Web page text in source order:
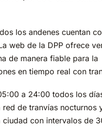
los andenes cuentan
web de la DPP ofrece
de manera fiable para la
en tiempo real con
a 24:00 todos los
red de tranvías nocturnos
con intervalos de